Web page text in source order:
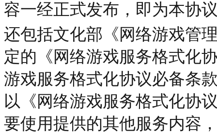
容一经正式发布，即为本协
还包括文化部《网络游戏管
定的《网络游戏服务格式化
游戏服务格式化协议必备条
以《网络游戏服务格式化协
要使用提供的其他服务内容